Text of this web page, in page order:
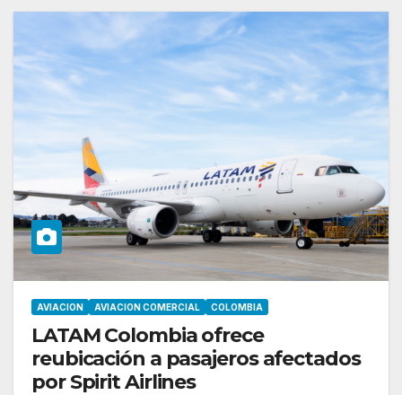
AVIACION AVIACION COMERCIAL COLOMBIA
LATAM Colombia ofrece
reubicación a pasajeros afectados
por Spirit Airlines